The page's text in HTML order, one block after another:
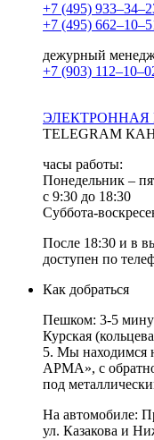
+7 (495)
+7 (495)
дежурный
+7 (903)
ЭЛЕКТРОННАЯ
TELEGRAM
часы работы:
Понедельник –
с 9:30 до 18:30
Суббота-
После 18:30 и в
доступен по
Как добраться
Пешком: 3-5
Курская
5. Мы находимся
АРМА», с
под
На автомобиле:
ул. Казакова и